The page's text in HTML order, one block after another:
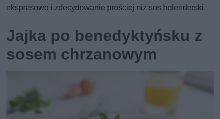
ekspresowo i zdecydowanie prościej niż sos holenderski.
Jajka po benedyktyńsku z
sosem chrzanowym